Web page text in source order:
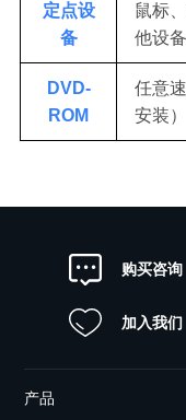
定点设
备
鼠标
他设备
DVD-
ROM
任意
安装）
购买咨询
加入我们
产品